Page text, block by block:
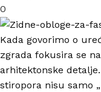
0
Kada govorimo o
zgrada fokusira se
arhitektonske
stiropora nisu samo